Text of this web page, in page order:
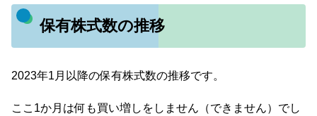
保有株式数の推移
2023年1月以降の保有株式数の推移です。
ここ1か月は何も買い増しをしません（できません）でし